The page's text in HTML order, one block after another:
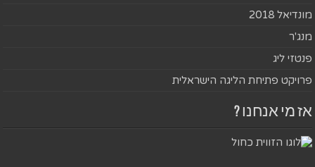
מונדיאל 2018
מנג'ר
פנטזי ליג
פרויקט פתיחת הליגה הישראלית
אז מי אנחנו ?